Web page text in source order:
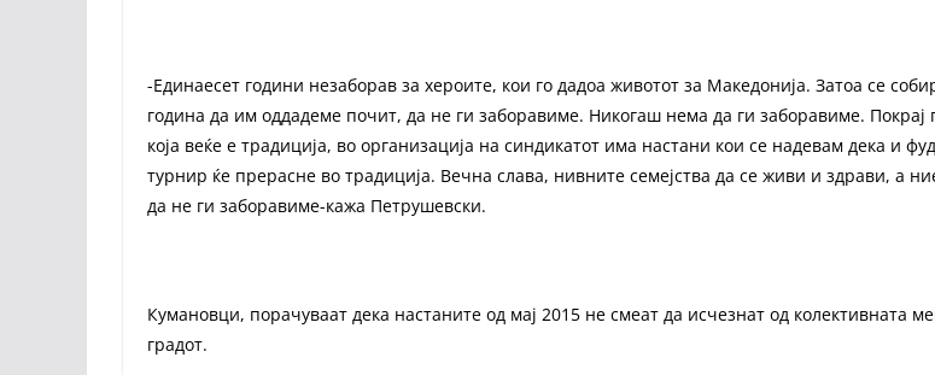
-Единаесет години незаборав за хероите, кои го дадоа животот за Македонија. Затоа се
година да им оддадеме почит, да не ги заборавиме. Никогаш нема да ги заборавиме. Покрај
која веќе е традиција, во организација на синдикатот има настани кои се надевам дека и
турнир ќе прерасне во традиција. Вечна слава, нивните семејства да се живи и здрави, а
да не ги заборавиме-кажа Петрушевски.
Кумановци, порачуваат дека настаните од мај 2015 не смеат да исчезнат од колективната
градот.